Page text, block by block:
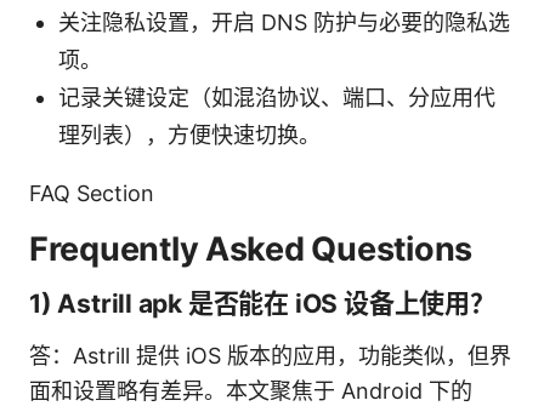
关注隐私设置，开启 DNS 防护与必要的隐私选
项。
记录关键设定（如混淊协议、端口、分应用代
理列表），方便快速切换。
FAQ Section
Frequently Asked Questions
1) Astrill apk 是否能在 iOS 设备上使用？
答：Astrill 提供 iOS 版本的应用，功能类似，但界
面和设置略有差异。本文聚焦于 Android 下的